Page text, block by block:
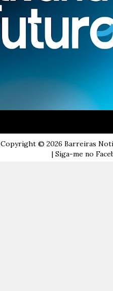
Copyright © 2026 Barreiras
| Siga-me no